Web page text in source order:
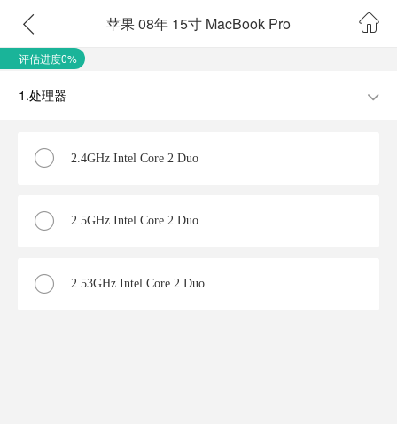
苹果 08年 15寸 MacBook Pro
评估进度0%
1.处理器
2.4GHz Intel Core 2 Duo
2.5GHz Intel Core 2 Duo
2.53GHz Intel Core 2 Duo